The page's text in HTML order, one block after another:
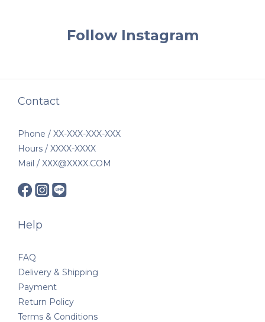
Follow Instagram
Contact
Phone / XX-XXX-XXX-XXX
Hours / XXXX-XXXX
Mail / XXX@XXXX.COM
Help
FAQ
Delivery & Shipping
Payment
Return Policy
Terms & Conditions